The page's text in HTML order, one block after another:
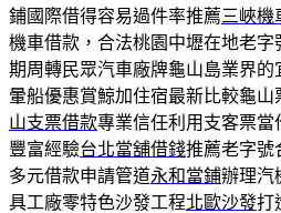
鋪國際借得容易過件率推薦三峽機
機車借款，合法桃園中壢在地老字
期周轉民眾汽車廠牌龜山島業界的
暈船優惠賞鯨加住宿最新比較龜
山支票借款專業信任利用支客票當
豐富經驗台北當舖借錢推薦老字號
多元借款申請管道永和當鋪辦理汽
具工廠零特色沙發工程北歐沙發打